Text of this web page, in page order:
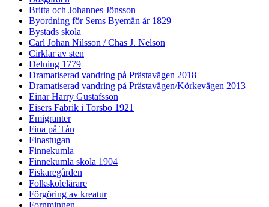
Britta och Johannes Jönsson
Byordning för Sems Byemän år 1829
Bystads skola
Carl Johan Nilsson / Chas J. Nelson
Cirklar av sten
Delning 1779
Dramatiserad vandring på Prästavägen 2018
Dramatiserad vandring på Prästavägen/Körkevägen 2013
Einar Harry Gustafsson
Eisers Fabrik i Torsbo 1921
Emigranter
Fina på Tån
Finastugan
Finnekumla
Finnekumla skola 1904
Fiskaregården
Folkskolelärare
Förgöring av kreatur